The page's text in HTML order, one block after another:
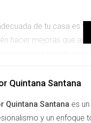
de tu casa es
hacer mejoras que
hogar, presentándolo
Quintana Santana
Quintana Santana es
y un enfoque